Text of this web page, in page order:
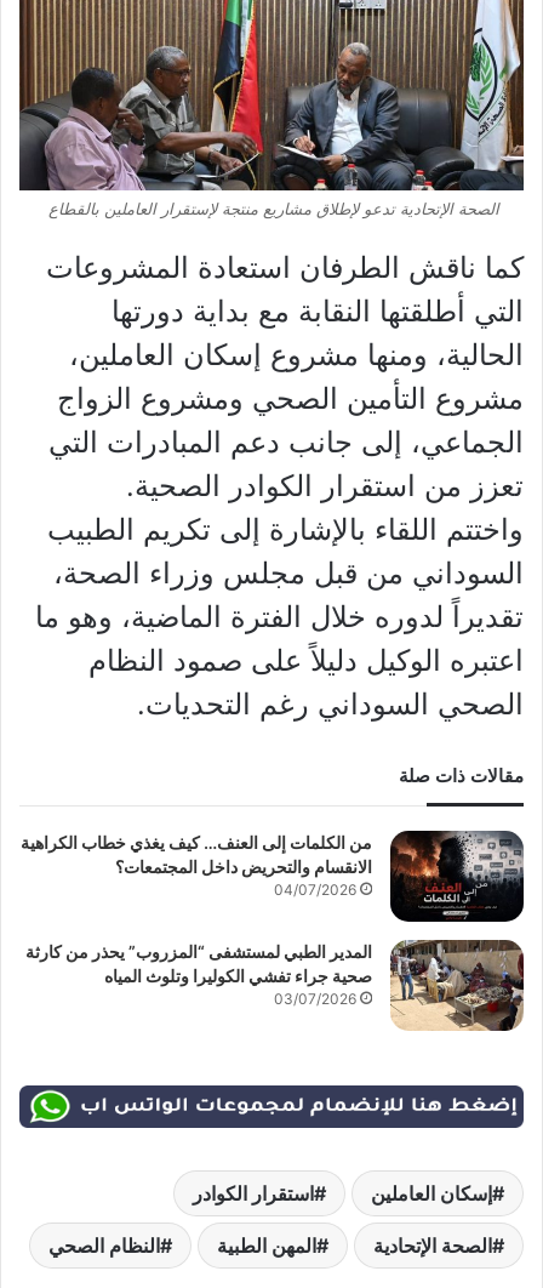
الصحة الإتحادية تدعو لإطلاق مشاريع منتجة لإستقرار العاملين بالقطاع
كما ناقش الطرفان استعادة المشروعات
التي أطلقتها النقابة مع بداية دورتها
الحالية، ومنها مشروع إسكان العاملين،
مشروع التأمين الصحي ومشروع الزواج
الجماعي، إلى جانب دعم المبادرات التي
تعزز من استقرار الكوادر الصحية.
واختتم اللقاء بالإشارة إلى تكريم الطبيب
السوداني من قبل مجلس وزراء الصحة،
تقديراً لدوره خلال الفترة الماضية، وهو ما
اعتبره الوكيل دليلاً على صمود النظام
الصحي السوداني رغم التحديات.
مقالات ذات صلة
من الكلمات إلى العنف… كيف يغذي خطاب الكراهية
الانقسام والتحريض داخل المجتمعات؟
04/07/2026
المدير الطبي لمستشفى “المزروب” يحذر من كارثة
صحية جراء تفشي الكوليرا وتلوث المياه
03/07/2026
إسكان العاملين استقرار الكوادر
الصحة الإتحادية المهن الطبية النظام الصحي